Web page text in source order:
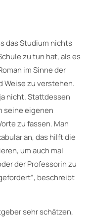
das Studium nichts
zu tun hat, als es
im Sinne der
Weise zu verstehen.
nicht. Stattdessen
seine eigenen
zu fassen. Man
an, das hilft die
um auch mal
der Professorin zu
beschreibt
sehr schätzen,